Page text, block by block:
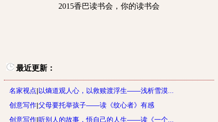
2015香巴读书会，你的读书会
最近更新：
名家视点|以熵道观人心，以救赎渡浮生——浅析雪漠...
创意写作|父母要托举孩子——读《纹心者》有感
创意写作|听别人的故事，悟自己的人生——读《一个...